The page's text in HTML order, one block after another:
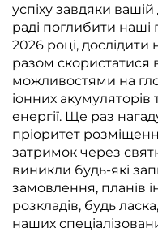
успіху завдяки
раді поглибити наші
2026 році, дослідити
разом
можливостями на
іонних акумуляторів
енергії. Ще раз
пріоритет
затримок через
виникли будь-які
замовлення, планів
розкладів, будь
наших